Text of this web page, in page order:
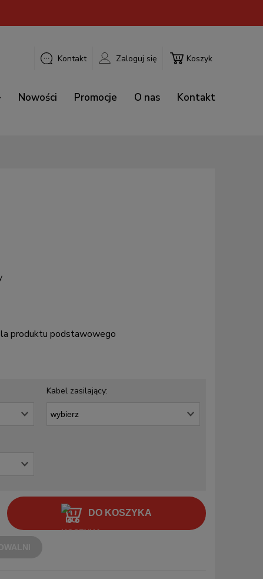
Koszyk
Kontakt Zaloguj się
Nowości Promocje O nas
Kontakt
produktu podstawowego
Kabel zasilający:
DO KOSZYKA